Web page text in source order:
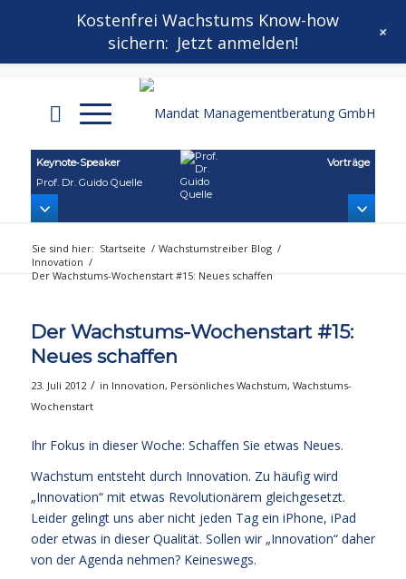
Kontakt Mandat Wachstums-Wochenstart
Mandat Growthletter®
Keynote‑Speaker
Prof. Dr. Guido Quelle
Vorträge
Sie sind hier: Startseite / Wachstumstreiber Blog /
Innovation /
Der Wachstums-Wochenstart #15: Neues schaffen
Der Wachstums-Wochenstart #15:
Neues schaffen
23. Juli 2012 / in Innovation, Persönliches Wachstum, Wachstums-
Wochenstart
Ihr Fokus in dieser Woche: Schaffen Sie etwas Neues.
Wachstum entsteht durch Innovation. Zu häufig wird
„Innovation“ mit etwas Revolutionärem gleichgesetzt.
Leider gelingt uns aber nicht jeden Tag ein iPhone, iPad
oder etwas in dieser Qualität. Sollen wir „Innovation“ daher
von der Agenda nehmen? Keineswegs.
Kostenfrei Wachstums Know-how
sichern: Jetzt anmelden! +